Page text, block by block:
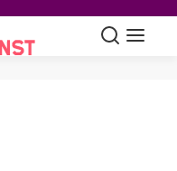
Suche